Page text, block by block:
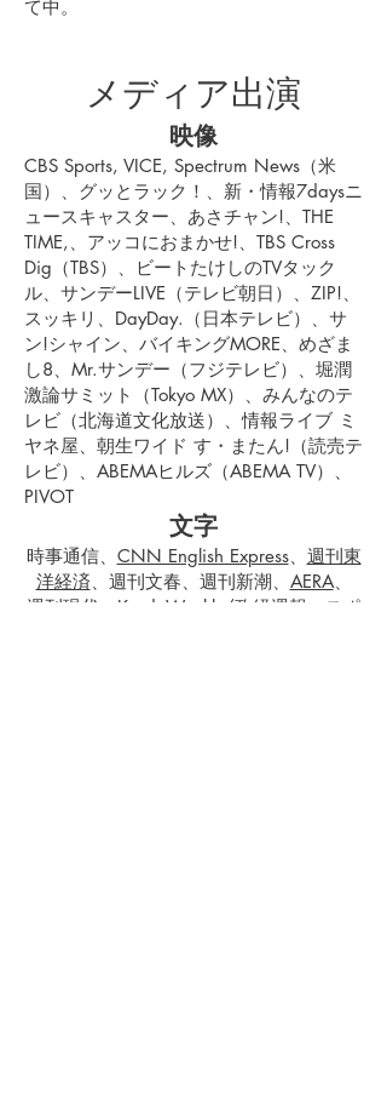
て中。
メディア出演
映像
CBS Sports, VICE, Spectrum News（米
国）、グッとラック！、新・情報7daysニ
ュースキャスター、あさチャン!、THE
TIME,、アッコにおまかせ!、TBS Cross
Dig（TBS）、ビートたけしのTVタック
ル、サンデーLIVE（テレビ朝日）、ZIP!、
スッキリ、DayDay.（日本テレビ）、サ
ン!シャイン、バイキングMORE、めざま
し8、Mr.サンデー（フジテレビ）、堀潤
激論サミット（Tokyo MX）、みんなのテ
レビ（北海道文化放送）、情報ライブ ミ
ヤネ屋、朝生ワイド す・またん!（読売テ
レビ）、ABEMAヒルズ（ABEMA TV）、
PIVOT
文字
時事通信、 CNN English Express、 週刊東
洋経済、週刊文春、週刊新潮、 AERA、
週刊現代、 KyodoWeekly/政経週報、
スポ